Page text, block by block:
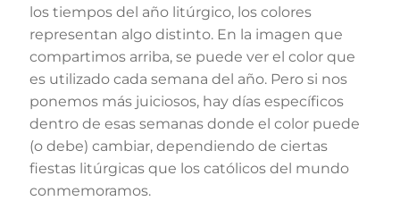
los tiempos del año litúrgico, los colores
representan algo distinto. En la imagen que
compartimos arriba, se puede ver el color que
es utilizado cada semana del año. Pero si nos
ponemos más juiciosos, hay días específicos
dentro de esas semanas donde el color puede
(o debe) cambiar, dependiendo de ciertas
fiestas litúrgicas que los católicos del mundo
conmemoramos.